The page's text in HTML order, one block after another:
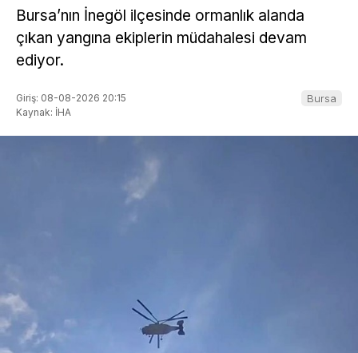
Bursa’nın İnegöl ilçesinde ormanlık alanda
çıkan yangına ekiplerin müdahalesi devam
ediyor.
Giriş: 08-08-2026 20:15
Kaynak: İHA
Bursa